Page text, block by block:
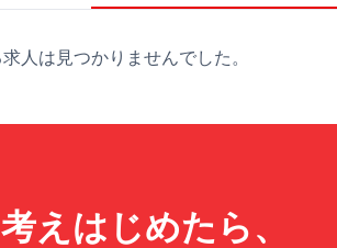
人は見つかりませんでした。
えはじめたら、